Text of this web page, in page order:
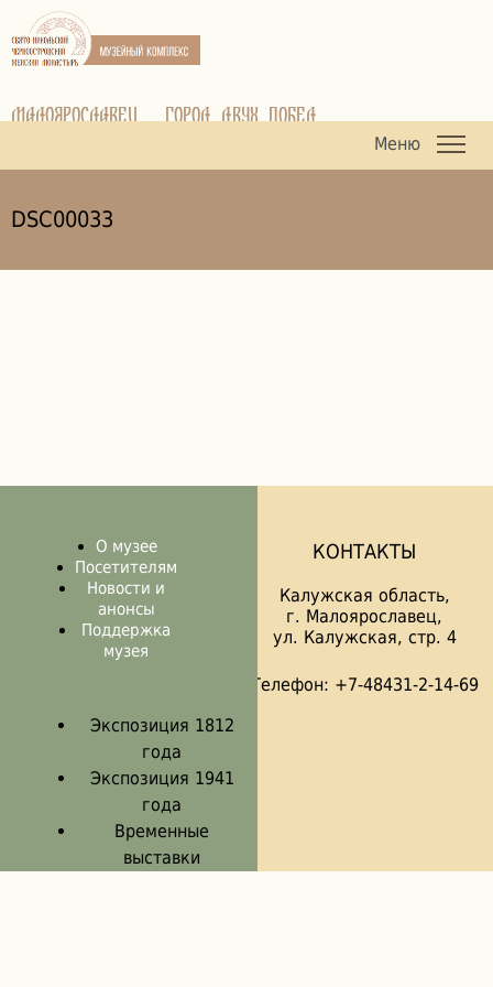
МАЛОЯРОСЛАВЕЦ - ГОРОД ДВУХ ПОБЕД
Меню
DSC00033
О музее
Посетителям
Новости и
анонсы
Поддержка
музея
Экспозиция 1812
года
Экспозиция 1941
года
Временные
выставки
КОНТАКТЫ
Калужская область,
г. Малоярославец,
ул. Калужская, стр. 4
Телефон: +7-48431-2-14-69